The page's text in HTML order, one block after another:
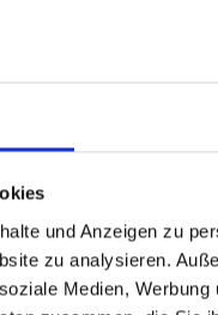
und Anzeigen zu
zu analysieren.
Medien,
mit dem oben
die